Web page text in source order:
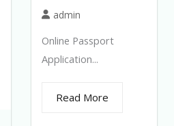
admin
Online Passport
Application...
Read More